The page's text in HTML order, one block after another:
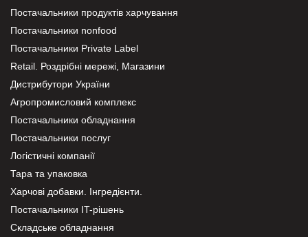
Постачальники продуктів харчування
Постачальники nonfood
Постачальники Private Label
Retail. Роздрібні мережі, Магазини
Дистрибутори України
Агропромисловий комплекс
Постачальники обладнання
Постачальники послуг
Логістичні компанії
Тара та упаковка
Харчові добавки. Інгредієнти.
Постачальники IT-рішень
Складське обладнання